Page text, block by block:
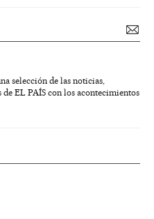
selección de las noticias,
EL PAÍS con los acontecimientos